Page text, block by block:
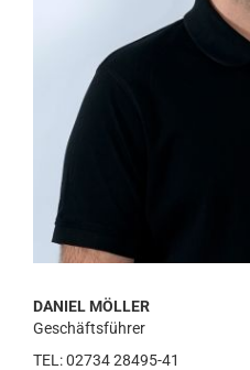
DANIEL MÖLLER
Geschäftsführer
TEL: 02734 28495-41